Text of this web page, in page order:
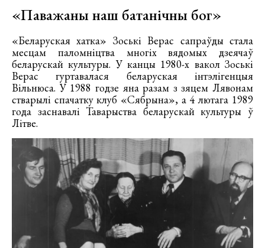
«Паважаны наш батанічны бог»
«Беларуская хатка» Зоські Верас сапраўды стала
месцам паломніцтва многіх вядомых дзеячаў
беларускай культуры. У канцы 1980-х вакол Зоські
Верас гуртавалася беларуская інтэлігенцыя
Вільнюса. У 1988 годзе яна разам з зяцем Лявонам
стварылі спачатку клуб «Сябрына», а 4 лютага 1989
года заснавалі Таварыства беларускай культуры ў
Літве.